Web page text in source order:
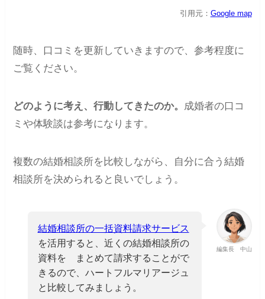
引用元： Google map
随時、口コミを更新していきますので、参考程度に
ご覧ください。
どのように考え、行動してきたのか。 成婚者の口コ
ミや体験談は参考になります。
複数の結婚相談所を比較しながら、自分に合う結婚
相談所を決められると良いでしょう。
編集長 中山
結婚相談所の一括資料請求サービス
を活用すると、近くの結婚相談所の
資料を まとめて請求することがで
きるので、ハートフルマリアージュ
と比較してみましょう。